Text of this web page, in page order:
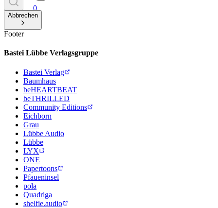
0
Abbrechen
Footer
Bastei Lübbe Verlagsgruppe
Bastei Verlag
Baumhaus
beHEARTBEAT
beTHRILLED
Community Editions
Eichborn
Grau
Lübbe Audio
Lübbe
LYX
ONE
Papertoons
Pfaueninsel
pola
Quadriga
shelfie.audio